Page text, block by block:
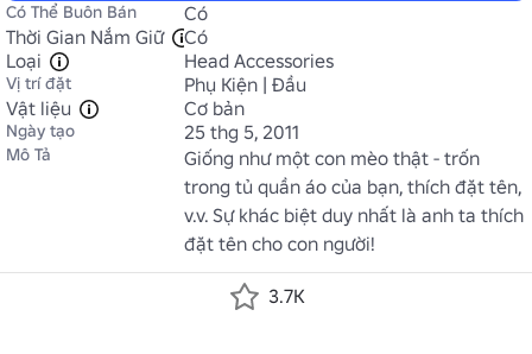
Có Thể Buôn Bán
Có
Thời Gian Nắm Giữ
Có
Loại
Head Accessories
Vị trí đặt
Phụ Kiện | Đầu
Vật liệu
Cơ bản
Ngày tạo 25 thg 5, 2011
Mô Tả
Giống như một con mèo thật - trốn
trong tủ quần áo của bạn, thích đặt tên,
v.v. Sự khác biệt duy nhất là anh ta thích
đặt tên cho con người!
3.7K